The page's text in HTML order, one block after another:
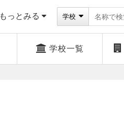
もっとみる 学校
学校一覧